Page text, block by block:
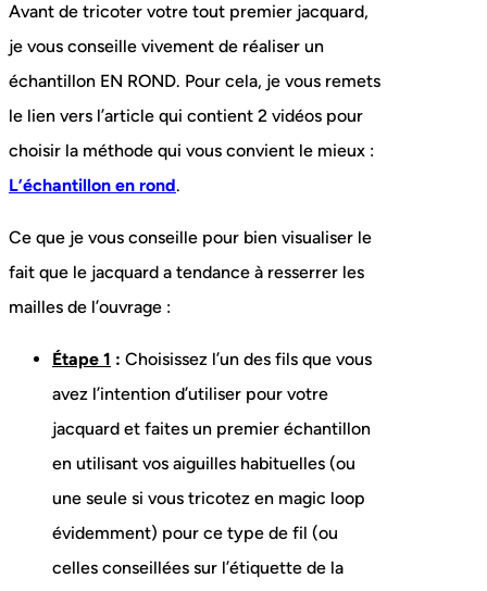
Avant de tricoter votre tout premier jacquard,
je vous conseille vivement de réaliser un
échantillon EN ROND. Pour cela, je vous remets
le lien vers l’article qui contient 2 vidéos pour
choisir la méthode qui vous convient le mieux :
L’échantillon en rond.
Ce que je vous conseille pour bien visualiser le
fait que le jacquard a tendance à resserrer les
mailles de l’ouvrage :
Étape 1 : Choisissez l’un des fils que vous
avez l’intention d’utiliser pour votre
jacquard et faites un premier échantillon
en utilisant vos aiguilles habituelles (ou
une seule si vous tricotez en magic loop
évidemment) pour ce type de fil (ou
celles conseillées sur l’étiquette de la